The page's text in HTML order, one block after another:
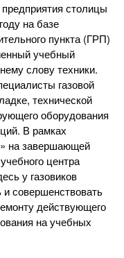
предприятия столицы
на базе
пункта (ГРП)
учебный
слову техники.
газовой
технической
оборудования
В рамках
на завершающей
центра
у газовиков
и совершенствовать
действующего
на учебных